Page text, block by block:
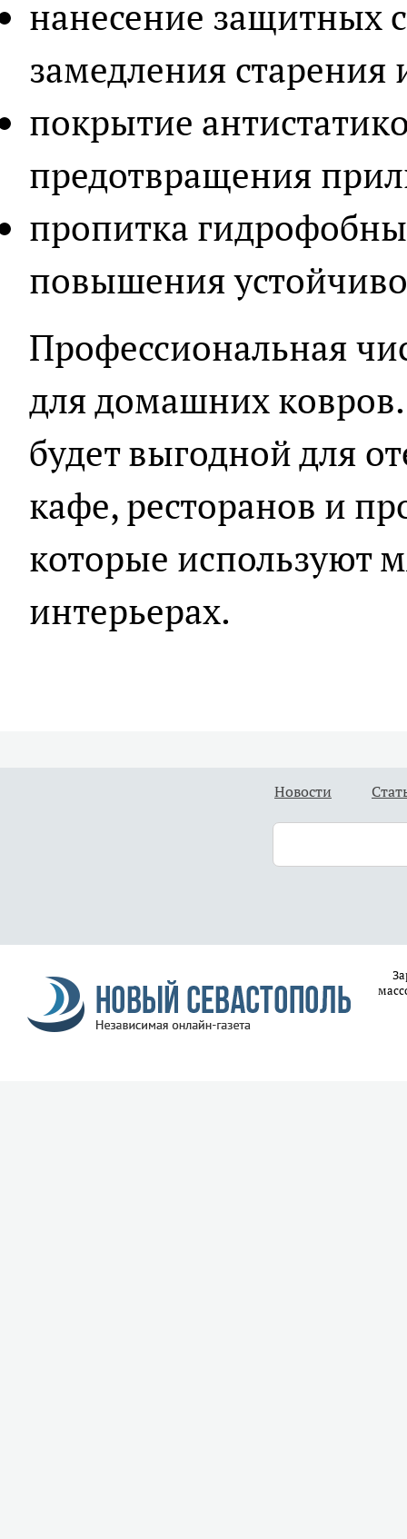
нанесение защитных
замедления старения
покрытие
предотвращения
пропитка
повышения
Профессиональная
для домашних
будет выгодной для
кафе, ресторанов и
которые используют
интерьерах.
Новости